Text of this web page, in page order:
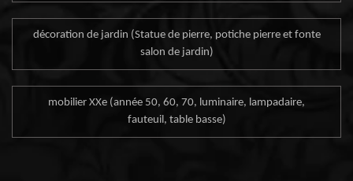
décoration de jardin (Statue de pierre, potiche pierre et fonte
salon de jardin)
mobilier XXe (année 50, 60, 70, luminaire, lampadaire,
fauteuil, table basse)